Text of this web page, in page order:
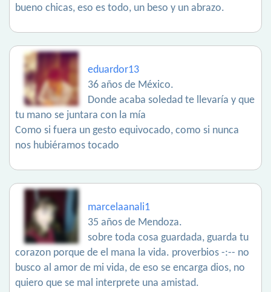
bueno chicas, eso es todo, un beso y un abrazo.
eduardor13
36 años de México.
Donde acaba soledad te llevaría y que
tu mano se juntara con la mía
Como si fuera un gesto equivocado, como si nunca
nos hubiéramos tocado
marcelaanali1
35 años de Mendoza.
sobre toda cosa guardada, guarda tu
corazon porque de el mana la vida. proverbios -:-- no
busco al amor de mi vida, de eso se encarga dios, no
quiero que se mal interprete una amistad.